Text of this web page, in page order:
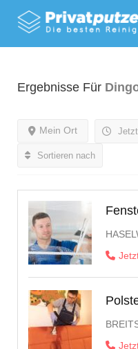
Ergebnisse Für
Mein Ort
Sortieren nach